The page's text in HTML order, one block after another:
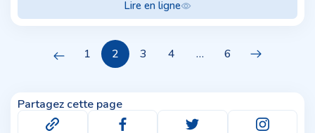
Lire en ligne
1 2 3 4 … 6
Partagez cette page